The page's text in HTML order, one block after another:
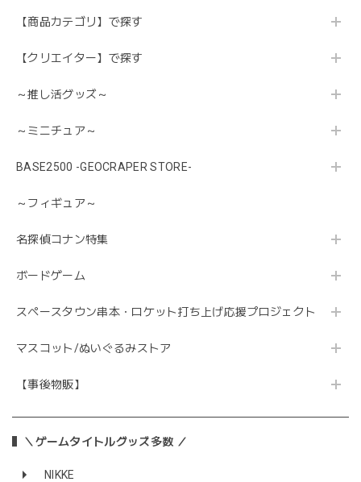
【商品カテゴリ】で探す
【クリエイター】で探す
～推し活グッズ～
～ミニチュア～
BASE2500 -GEOCRAPER STORE-
～フィギュア～
名探偵コナン特集
ボードゲーム
スペースタウン串本・ロケット打ち上げ応援プロジェクト
マスコット/ぬいぐるみストア
【事後物販】
＼ゲームタイトルグッズ多数 ／
NIKKE